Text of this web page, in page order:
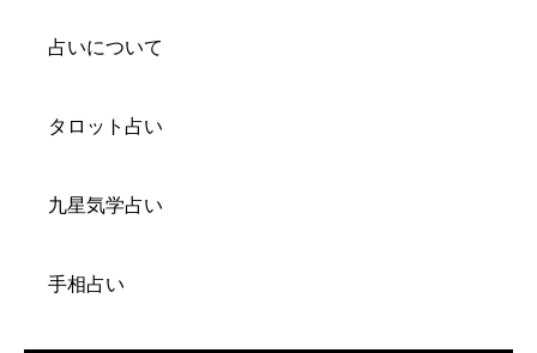
占いについて
タロット占い
九星気学占い
手相占い